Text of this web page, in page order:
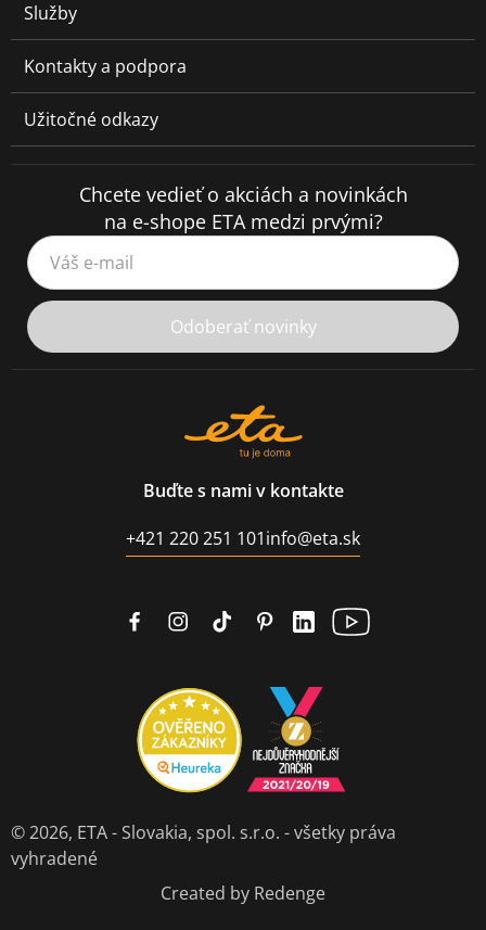
Služby
Kontakty a podpora
Užitočné odkazy
Chcete vedieť o akciách a novinkách
na e-shope ETA medzi prvými?
Váš e-mail
Odoberať novinky
Buďte s nami v kontakte
+421 220 251 101info@eta.sk
© 2026, ETA - Slovakia, spol. s.r.o. - všetky práva
vyhradené
Created by Redenge